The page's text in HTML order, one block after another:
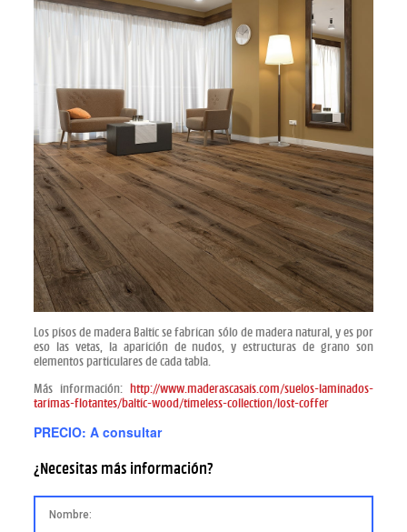
Los pisos de madera Baltic se fabrican sólo de madera natural, y es por
eso las vetas, la aparición de nudos, y estructuras de grano son
elementos particulares de cada tabla.
Más información: http://www.maderascasais.com/suelos-laminados-
tarimas-flotantes/baltic-wood/timeless-collection/lost-coffer
PRECIO: A consultar
¿Necesitas más información?
Nombre: